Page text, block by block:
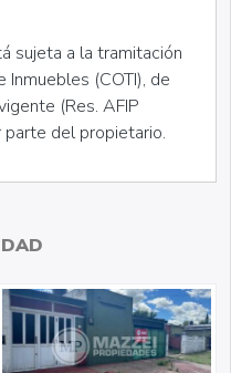
sujeta a la tramitación
Inmuebles (COTI), de
(Res. AFIP
del propietario.